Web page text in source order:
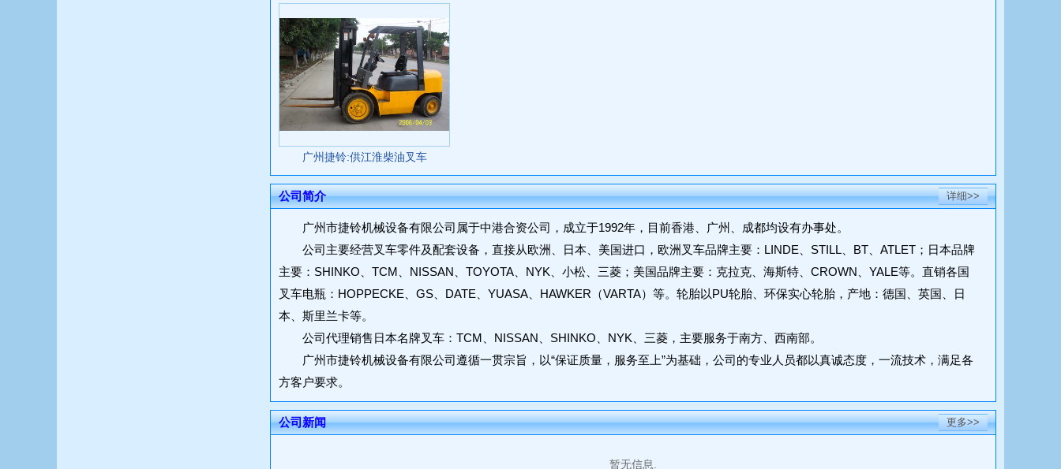
广州捷铃:供江淮柴油叉车
公司简介 详细>>
广州市捷铃机械设备有限公司属于中港合资公司，成立于1992年，目前香港、广州、成都均设有办事处。
公司主要经营叉车零件及配套设备，直接从欧洲、日本、美国进口，欧洲叉车品牌主要：LINDE、STILL、BT、ATLET；日本品牌
主要：SHINKO、TCM、NISSAN、TOYOTA、NYK、小松、三菱；美国品牌主要：克拉克、海斯特、CROWN、YALE等。直销各国
叉车电瓶：HOPPECKE、GS、DATE、YUASA、HAWKER（VARTA）等。轮胎以PU轮胎、环保实心轮胎，产地：德国、英国、日
本、斯里兰卡等。
公司代理销售日本名牌叉车：TCM、NISSAN、SHINKO、NYK、三菱，主要服务于南方、西南部。
广州市捷铃机械设备有限公司遵循一贯宗旨，以“保证质量，服务至上”为基础，公司的专业人员都以真诚态度，一流技术，满足各
方客户要求。
公司新闻 更多>>
暂无信息.